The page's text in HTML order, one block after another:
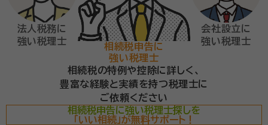
法人税務に
強い税理士
相続税申告に
強い税理士
会社設立に
強い税理士
相続税の特例や控除に詳しく、
豊富な経験と実績を持つ税理士に
ご依頼ください
相続税申告に強い税理士探しを
「いい相続」が無料サポート！